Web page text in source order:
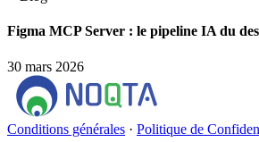
Figma MCP Server : le pipeline IA du
30 mars 2026
Conditions générales · Politique de